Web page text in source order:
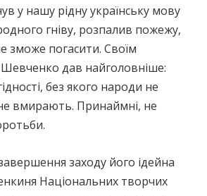
у нашу рідну українську мову
гніву, розпалив пожежу,
зможе погасити. Своїм
Шевченко дав найголовніше:
без якого народи не
вмирають. Принаймні, не
заходу його ідейна
Національних творчих